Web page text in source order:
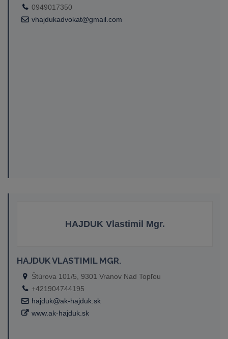
0949017350
vhajdukadvokat@gmail.com
HAJDUK Vlastimil Mgr.
HAJDUK VLASTIMIL MGR.
Štúrova 101/5, 9301 Vranov Nad Topľou
+421904744195
hajduk@ak-hajduk.sk
www.ak-hajduk.sk